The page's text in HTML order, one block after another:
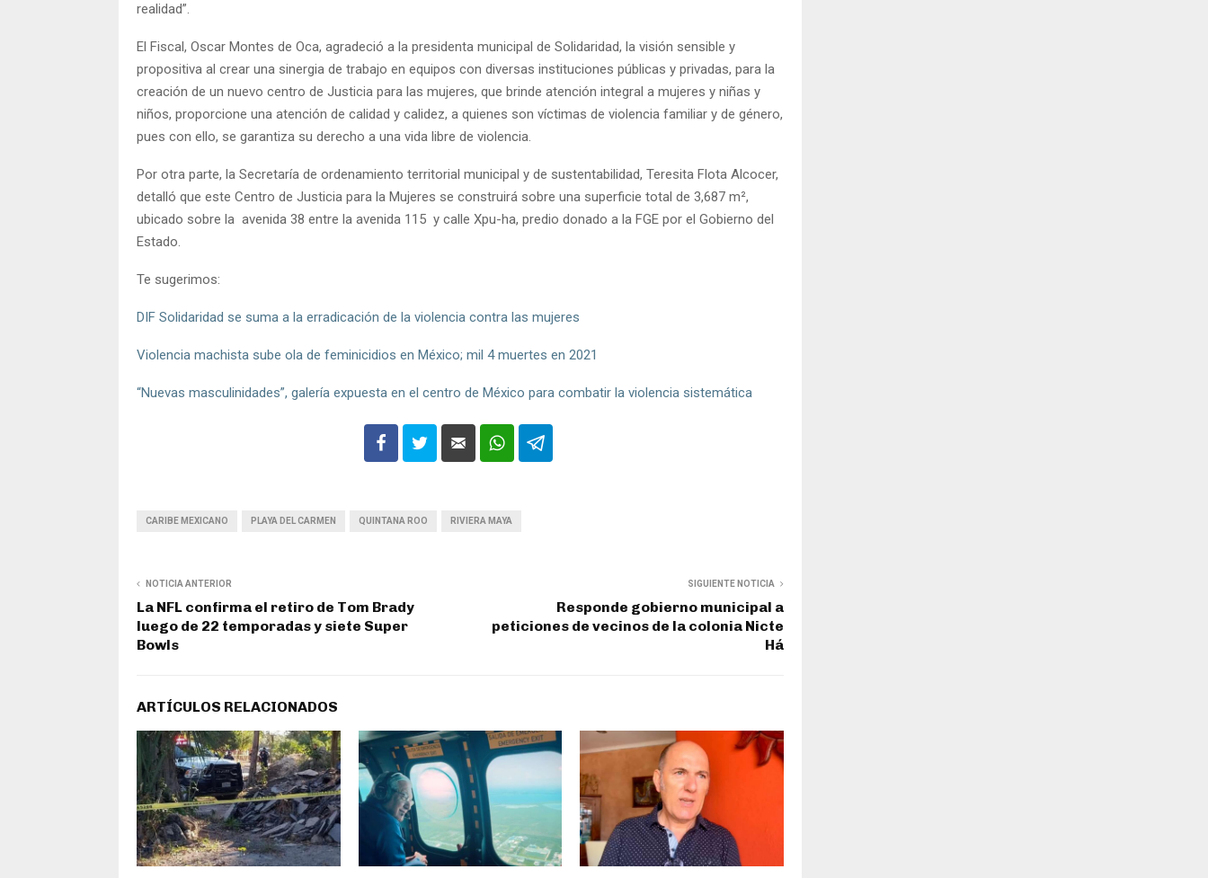
realidad”.
El Fiscal, Oscar Montes de Oca, agradeció a la presidenta municipal de Solidaridad, la visión sensible y
propositiva al crear una sinergia de trabajo en equipos con diversas instituciones públicas y privadas, para la
creación de un nuevo centro de Justicia para las mujeres, que brinde atención integral a mujeres y niñas y
niños, proporcione una atención de calidad y calidez, a quienes son víctimas de violencia familiar y de género,
pues con ello, se garantiza su derecho a una vida libre de violencia.
Por otra parte, la Secretaría de ordenamiento territorial municipal y de sustentabilidad, Teresita Flota Alcocer,
detalló que este Centro de Justicia para la Mujeres se construirá sobre una superficie total de 3,687 m²,
ubicado sobre la avenida 38 entre la avenida 115 y calle Xpu-ha, predio donado a la FGE por el Gobierno del
Estado.
Te sugerimos:
DIF Solidaridad se suma a la erradicación de la violencia contra las mujeres
​​Violencia machista sube ola de feminicidios en México; mil 4 muertes en 2021
“Nuevas masculinidades”, galería expuesta en el centro de México para combatir la violencia sistemática
CARIBE MEXICANO PLAYA DEL CARMEN QUINTANA ROO RIVIERA MAYA
NOTICIA ANTERIOR
La NFL confirma el retiro de Tom Brady
luego de 22 temporadas y siete Super
Bowls
SIGUIENTE NOTICIA
Responde gobierno municipal a
peticiones de vecinos de la colonia Nicte
Há
ARTÍCULOS RELACIONADOS